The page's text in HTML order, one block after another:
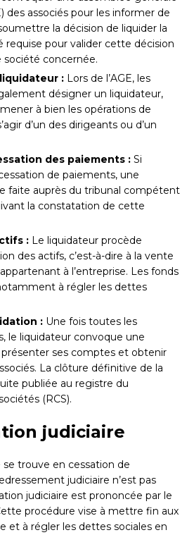
des associés pour les informer de
la décision de liquider la
requise pour valider cette décision
concernée.
: Lors de l’AGE, les
désigner un liquidateur,
à bien les opérations de
d’un des dirigeants ou d’un
des paiements : Si
de paiements, une
faite auprès du tribunal compétent
la constatation de cette
: Le liquidateur procède
des actifs, c’est-à-dire à la vente
à l’entreprise. Les fonds
à régler les dettes
: Une fois toutes les
le liquidateur convoque une
ses comptes et obtenir
La clôture définitive de la
publiée au registre du
(RCS).
judiciaire
se trouve en cessation de
judiciaire n’est pas
judiciaire est prononcée par le
procédure vise à mettre fin aux
et à régler les dettes sociales en